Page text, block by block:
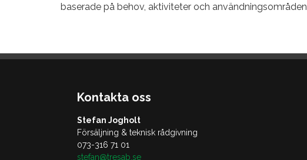
baserade på behov, aktiviteter och
Kontakta oss
Stefan Jogholt
Försäljning & teknisk rådgivning
073-316 71 01
stefan@tresab.se